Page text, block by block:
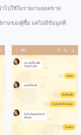
ไปใช้ในรายงานยอดขาย
งานของผู้ซื้อ แต่ไม่มีข้อมูลที่